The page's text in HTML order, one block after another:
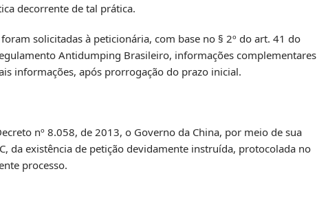
decorrente de tal prática.
solicitadas à peticionária, com base no § 2º do art. 41 do
Antidumping Brasileiro, informações complementares
informações, após prorrogação do prazo inicial.
nº 8.058, de 2013, o Governo da China, por meio de sua
da existência de petição devidamente instruída, protocolada no
processo.